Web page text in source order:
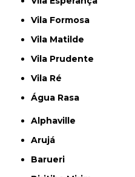
Vila Formosa
Vila Matilde
Vila Prudente
Vila Ré
Água Rasa
Alphaville
Arujá
Barueri